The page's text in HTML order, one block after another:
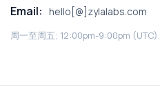
Email: hello[@]zylalabs.com
周一至周五; 12:00pm-9:00pm (UTC).